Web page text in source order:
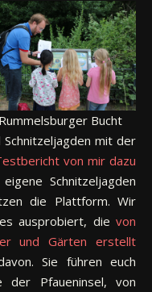
Bucht
Schnitzeljagden mit der
von mir dazu
Schnitzeljagden
die Plattform. Wir
ausprobiert, die von
und Gärten erstellt
Sie führen euch
der Pfaueninsel, von